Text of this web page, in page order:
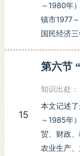
～1980年
镇市1977
国民经济
15
第六节
知识出处：
本文记述了
～1985年
贸、财政
农业生产